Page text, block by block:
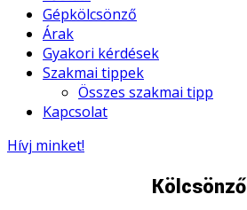
Gépkölcsönző
Árak
Gyakori kérdések
Szakmai tippek
Összes szakmai tipp
Kapcsolat
Hívj minket!
Kölcsönző